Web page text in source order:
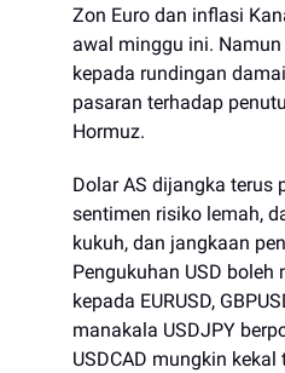
Zon Euro dan inflasi
awal minggu ini.
kepada rundingan
pasaran terhadap
Hormuz.
Dolar AS dijangka terus
sentimen risiko lemah,
kukuh, dan jangkaan
Pengukuhan USD boleh
kepada EURUSD,
manakala USDJPY
USDCAD mungkin